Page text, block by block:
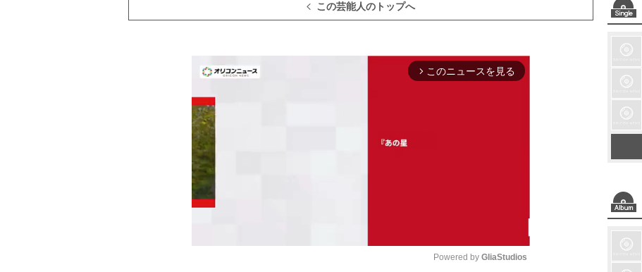
この芸能人のトップへ
arrow_forward_ios このニュースを見る
Powered by GliaStudios